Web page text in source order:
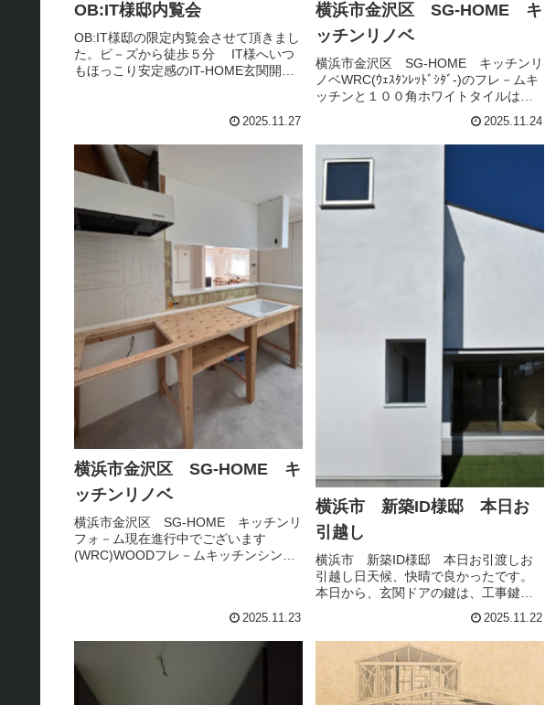
OB:IT様邸内覧会
OB:IT様邸の限定内覧会させて頂きまし
た。ピ－ズから徒歩５分 IT様へいつ
もほっこり安定感のIT-HOME玄関開け
お出迎え。＾＾さり気ない、お出迎え
2025.11.27
横浜市金沢区 SG-HOME キ
ッチンリノベ
横浜市金沢区 SG-HOME キッチンリ
ノベWRC(ｳｪｽﾀﾝﾚｯﾄﾞｼﾀﾞ-)のフレ－ムキ
ッチンと１００角ホワイトタイルはと
ても相性が良くお勧めでございます。
2025.11.24
横浜市金沢区 SG-HOME キ
ッチンリノベ
横浜市金沢区 SG-HOME キッチンリ
フォ－ム現在進行中でございます
(WRC)WOODフレ－ムキッチンシンプ
2025.11.23
横浜市 新築ID様邸 本日お
引越し
横浜市 新築ID様邸 本日お引渡しお
引越し日天候、快晴で良かったです。
本日から、玄関ドアの鍵は、工事鍵か
らマスタ－鍵に変更お願い致します。
お引渡し後、外構計画デッキ、フェン
ス、植栽等 引っ越し後にゆっくりと
仕上げて行きましょう。隣地が、時間...
2025.11.22